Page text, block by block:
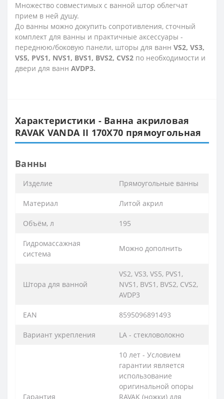
Множество совместимых с ванной штор облегчат
прием в ней душу.
До ванны можно докупить сопротивления, сточный
комплект для ванны и практичные аксессуары -
переднюю/боковую панели, шторы для ванн VS2, VS3,
VS5, PVS1, NVS1, BVS1, BVS2, CVS2 по необходимости и
двери для ванн AVDP3.
Характеристики - Ванна акриловая
RAVAK VANDA II 170X70 прямоугольная
Ванны
Изделие Прямоугольные ванны
Материал Литой акрил
Объём, л 195
Гидромассажная
система
Можно дополнить
Штора для ванной
VS2, VS3, VS5, PVS1,
NVS1, BVS1, BVS2, CVS2,
AVDP3
EAN 8595096891493
Вариант укрепления LA - стекловолокно
Гарантия
10 лет - Условием
гарантии является
использование
оригинальной опоры
RAVAK (ножки) для